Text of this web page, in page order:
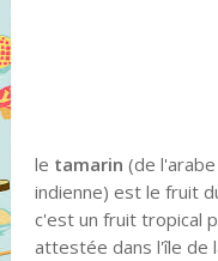
le tamarin (de l'arabe تمر هندي , tamr hindiyy : datte
indienne) est le fruit
c'est un fruit tropical
attestée dans l'île de